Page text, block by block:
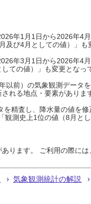
年1月1日から2026年4
び4月としての値）」も
年3月1日から2026年4
ての値）」も変更とな
前）の気象観測データ
れる地点・要素がありま
精査し、降水量の値を
観測史上1位の値（8月と
ります。 ご利用の際に
気象観測統計の解説